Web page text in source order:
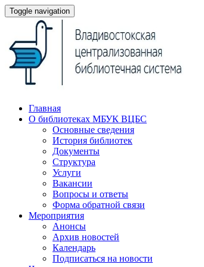
Toggle navigation
Главная
О библиотеках МБУК ВЦБС
Основные сведения
История библиотек
Документы
Структура
Услуги
Вакансии
Вопросы и ответы
Форма обратной связи
Мероприятия
Анонсы
Архив новостей
Календарь
Подписаться на новости